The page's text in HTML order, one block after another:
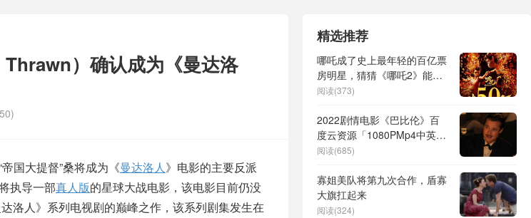
）确认成为《曼达洛
国大提督”桑将成为《曼达洛人》电影的主要反派
执导一部真人版的星球大战电影，该电影目前仍没
洛人》系列电视剧的巅峰之作，该系列剧集发生在
精选推荐
哪吒成了史上最年轻的百亿票
房明星，猜猜《哪吒2》能赚
多少？超87亿！
阅读(373)
2022剧情电影《巴比伦》百
度云资源「1080PMp4中英字
幕」网盘下载
阅读(685)
寡姐美队将第九次合作，盾寡
大旗扛起来
阅读(324)